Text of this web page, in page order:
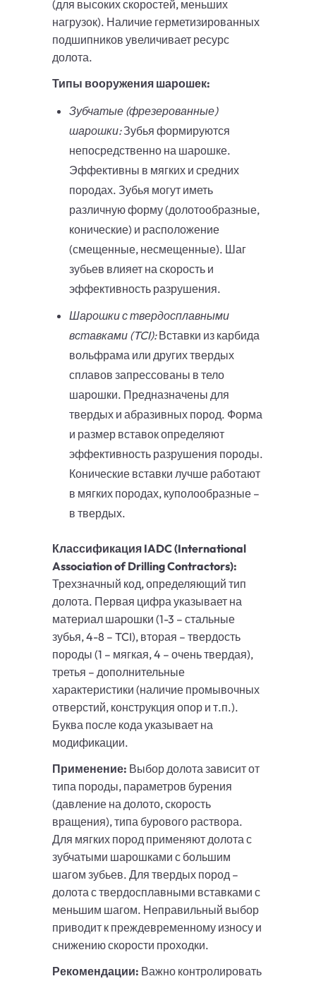
(для высоких скоростей, меньших
нагрузок). Наличие герметизированных
подшипников увеличивает ресурс
долота.
Типы вооружения шарошек:
Зубчатые (фрезерованные)
шарошки:Зубья формируются
непосредственно на шарошке.
Эффективны в мягких и средних
породах. Зубья могут иметь
различную форму (долотообразные,
конические) и расположение
(смещенные, несмещенные). Шаг
зубьев влияет на скорость и
эффективность разрушения.
Шарошки с твердосплавными
вставками (TCI):Вставки из карбида
вольфрама или других твердых
сплавов запрессованы в тело
шарошки. Предназначены для
твердых и абразивных пород. Форма
и размер вставок определяют
эффективность разрушения породы.
Конические вставки лучше работают
в мягких породах, куполообразные –
в твердых.
Классификация IADC (International
Association of Drilling Contractors):
Трехзначный код, определяющий тип
долота. Первая цифра указывает на
материал шарошки (1-3 – стальные
зубья, 4-8 – TCI), вторая – твердость
породы (1 – мягкая, 4 – очень твердая),
третья – дополнительные
характеристики (наличие промывочных
отверстий, конструкция опор и т.п.).
Буква после кода указывает на
модификации.
Применение: Выбор долота зависит от
типа породы, параметров бурения
(давление на долото, скорость
вращения), типа бурового раствора.
Для мягких пород применяют долота с
зубчатыми шарошками с большим
шагом зубьев. Для твердых пород –
долота с твердосплавными вставками с
меньшим шагом. Неправильный выбор
приводит к преждевременному износу и
снижению скорости проходки.
Рекомендации: Важно контролировать